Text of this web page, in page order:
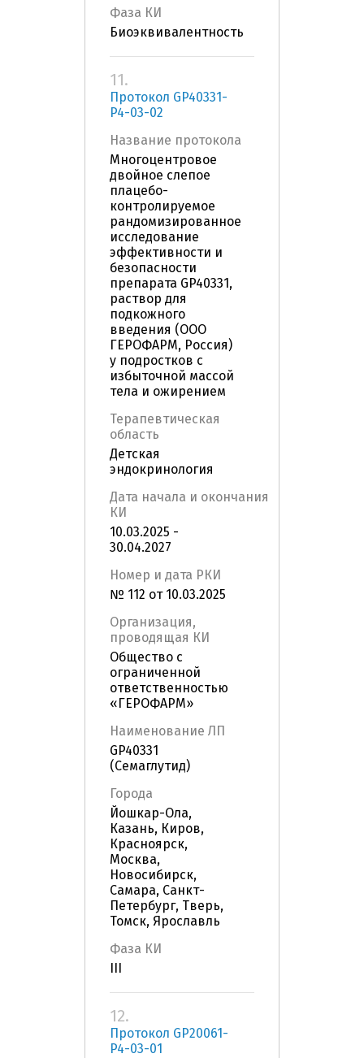
Фаза КИ
Биоэквивалентность
11.
Протокол GP40331-
P4-03-02
Название протокола
Многоцентровое
двойное слепое
плацебо-
контролируемое
рандомизированное
исследование
эффективности и
безопасности
препарата GP40331,
раствор для
подкожного
введения (ООО
ГЕРОФАРМ, Россия)
у подростков с
избыточной массой
тела и ожирением
Терапевтическая
область
Детская
эндокринология
Дата начала и окончания
КИ
10.03.2025 -
30.04.2027
Номер и дата РКИ
№ 112 от 10.03.2025
Организация,
проводящая КИ
Общество с
ограниченной
ответственностью
«ГЕРОФАРМ»
Наименование ЛП
GP40331
(Семаглутид)
Города
Йошкар-Ола,
Казань, Киров,
Красноярск,
Москва,
Новосибирск,
Самара, Санкт-
Петербург, Тверь,
Томск, Ярославль
Фаза КИ
12.
Протокол GP20061-
P4-03-01